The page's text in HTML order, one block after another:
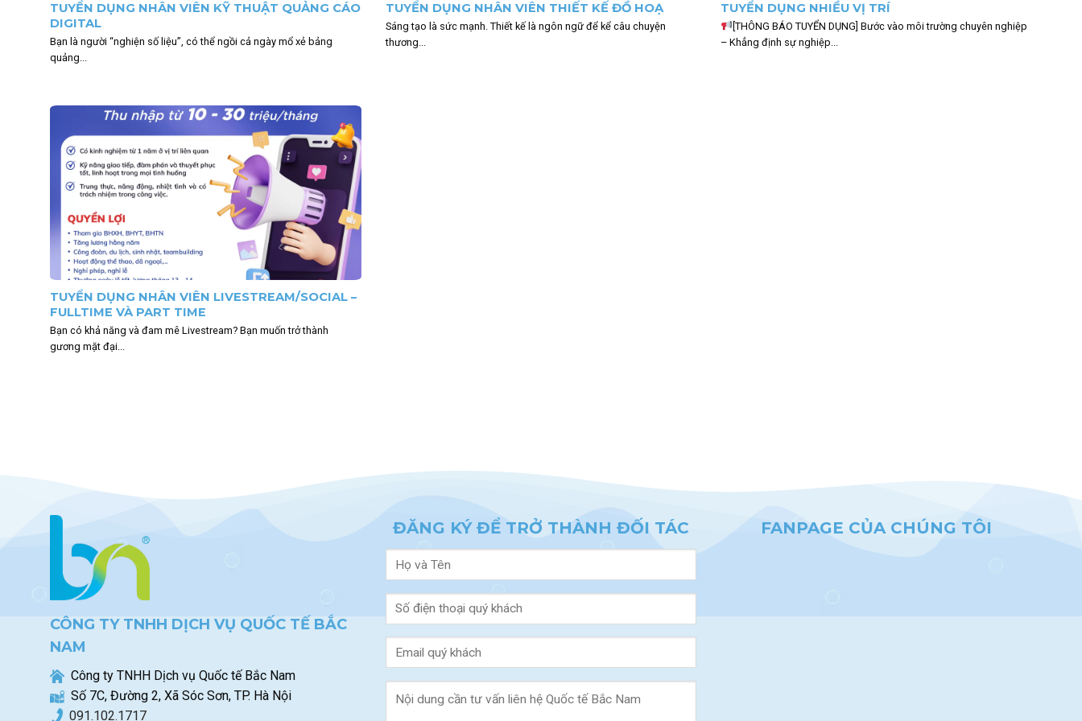
TUYỂN DỤNG NHÂN VIÊN KỸ THUẬT QUẢNG CÁO
DIGITAL
Bạn là người “nghiện số liệu”, có thể ngồi cả ngày mổ xẻ bảng
quảng...
TUYỂN DỤNG NHÂN VIÊN THIẾT KẾ ĐỒ HOẠ
Sáng tạo là sức mạnh. Thiết kế là ngôn ngữ để kể câu chuyện
thương...
TUYỂN DỤNG NHIỀU VỊ TRÍ
[THÔNG BÁO TUYỂN DỤNG] Bước vào môi trường chuyên nghiệp
– Khẳng định sự nghiệp...
TUYỂN DỤNG NHÂN VIÊN LIVESTREAM/SOCIAL –
FULLTIME VÀ PART TIME
Bạn có khả năng và đam mê Livestream? Bạn muốn trở thành
gương mặt đại...
CÔNG TY TNHH DỊCH VỤ QUỐC TẾ BẮC
NAM
Công ty TNHH Dịch vụ Quốc tế Bắc Nam
Số 7C, Đường 2, Xã Sóc Sơn, TP. Hà Nội
091.102.1717
ĐĂNG KÝ ĐỂ TRỞ THÀNH ĐỐI TÁC FANPAGE CỦA CHÚNG TÔI